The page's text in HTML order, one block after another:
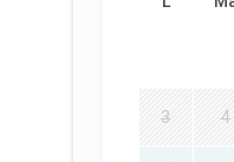
3 4